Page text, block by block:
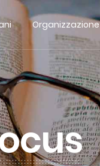
Organizzazione